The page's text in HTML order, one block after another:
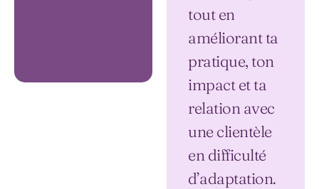
tout en
améliorant ta
pratique, ton
impact et ta
relation avec
une clientèle
en difficulté
d’adaptation.